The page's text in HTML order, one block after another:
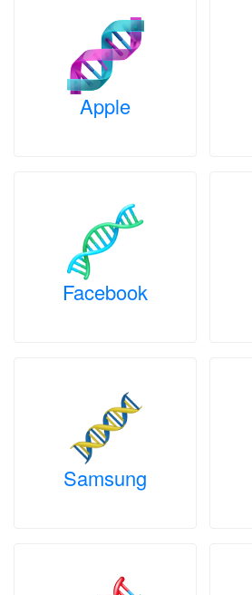
Apple
Facebook
Samsung